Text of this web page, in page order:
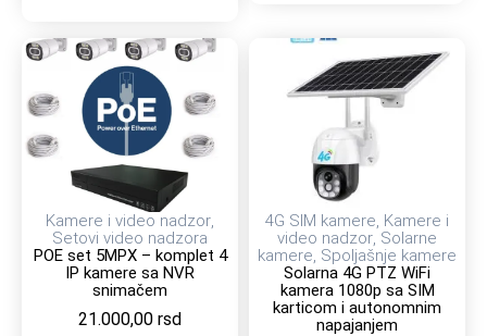
Kamere i video nadzor,
Setovi video nadzora
POE set 5MPX – komplet 4
IP kamere sa NVR
snimačem
21.000,00 rsd
4G SIM kamere, Kamere i
video nadzor, Solarne
kamere, Spoljašnje kamere
Solarna 4G PTZ WiFi
kamera 1080p sa SIM
karticom i autonomnim
napajanjem